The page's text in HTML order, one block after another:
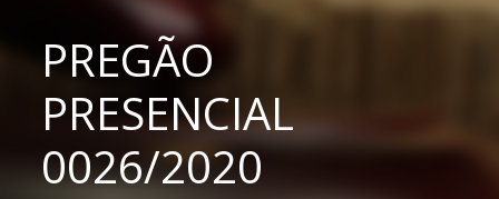
PREGÃO
PRESENCIAL
0026/2020